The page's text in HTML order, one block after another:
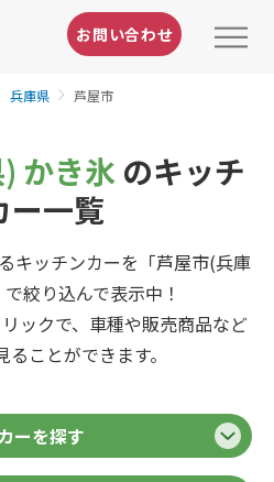
お問い合わせ
兵庫県 芦屋市
かき氷 のキッチ
ー一覧
キッチンカーを「芦屋市(兵庫
絞り込んで表示中！
ックで、車種や販売商品など
ことができます。
ーを探す